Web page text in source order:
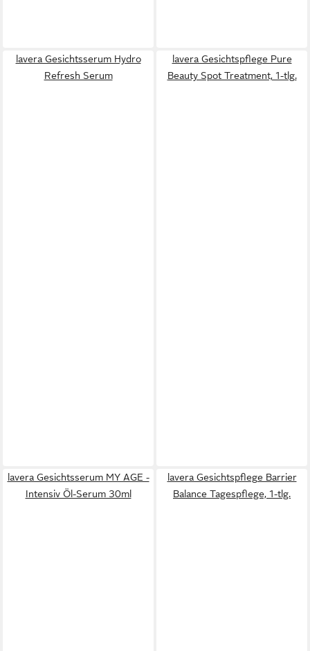
lavera Gesichtsserum Hydro
Refresh Serum
lavera Gesichtspflege Pure
Beauty Spot Treatment, 1-tlg.
lavera Gesichtsserum MY AGE -
Intensiv Öl-Serum 30ml
lavera Gesichtspflege Barrier
Balance Tagespflege, 1-tlg.